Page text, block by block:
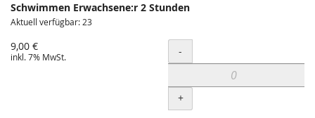
Schwimmen Erwachsene:r 2 Stunden
Aktuell verfügbar: 23
9,00 €
inkl. 7% MwSt. Menge
-
+